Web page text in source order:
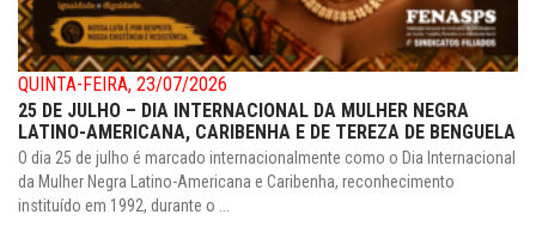
QUINTA-FEIRA, 23/07/2026
25 DE JULHO – DIA INTERNACIONAL DA MULHER NEGRA
LATINO-AMERICANA, CARIBENHA E DE TEREZA DE BENGUELA
O dia 25 de julho é marcado internacionalmente como o Dia Internacional
da Mulher Negra Latino-Americana e Caribenha, reconhecimento
instituído em 1992, durante o ...